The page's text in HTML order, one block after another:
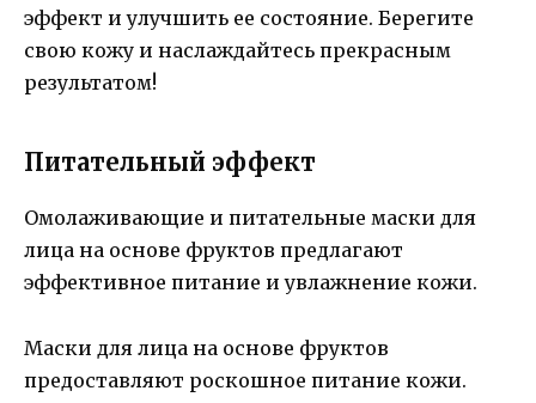
эффект и улучшить ее состояние. Берегите
свою кожу и наслаждайтесь прекрасным
результатом!
Питательный эффект
Омолаживающие и питательные маски для
лица на основе фруктов предлагают
эффективное питание и увлажнение кожи.
Маски для лица на основе фруктов
предоставляют роскошное питание кожи.